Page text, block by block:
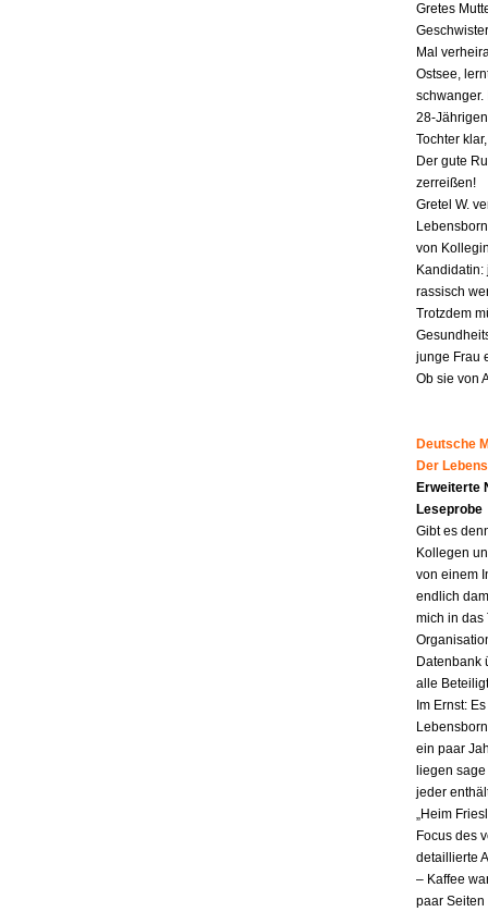
Gretes
Mal
Ostsee,
schwanger.
28-
Tochter
Der gute
zerreißen!
Gretel W.
von
rassisch
Trotzdem
junge Frau
Ob sie von
Deutsche
Der
Erweiterte
Leseprobe
Gibt es
Kollegen
von einem
endlich
mich in das
Datenbank
alle
Im Ernst:
ein paar
liegen
jeder
„Heim
Focus des
detaillierte
– Kaffee
paar